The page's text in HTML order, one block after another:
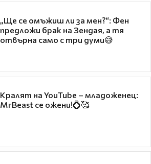
„Ще се омъжиш ли за мен?“: Фен
предложи брак на Зендая, а тя
отвърна само с три думи😅
Кралят на YouTube – младоженец:
MrBeast се ожени!💍🥰